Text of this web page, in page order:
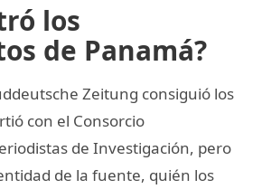
los
de Panamá?
Zeitung consiguió los
con el Consorcio
de Investigación, pero
de la fuente, quién los